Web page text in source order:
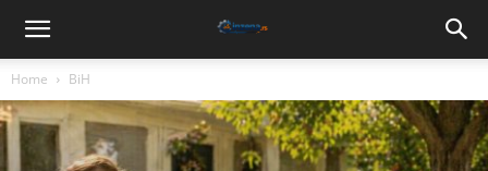
Home BiH